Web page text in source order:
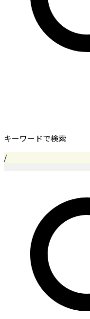
キーワードで検索
/